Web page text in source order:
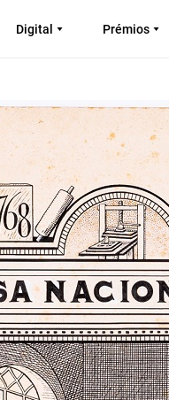
Digital Prémios